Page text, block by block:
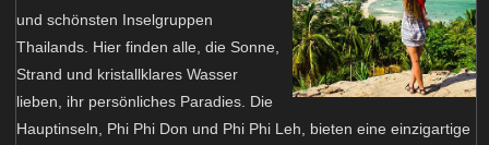
und schönsten Inselgruppen
Thailands. Hier finden alle, die Sonne,
Strand und kristallklares Wasser
lieben, ihr persönliches Paradies. Die
Hauptinseln, Phi Phi Don und Phi Phi Leh, bieten eine einzigartige